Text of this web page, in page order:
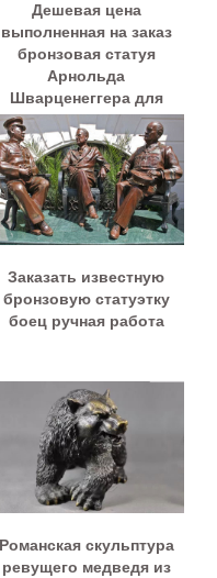
Дешевая цена
выполненная на заказ
бронзовая статуя
Арнольда
Шварценеггера для
продажи BOKK-893
Заказать известную
бронзовую статуэтку
боец ручная работа
Романская скульптура
ревущего медведя из